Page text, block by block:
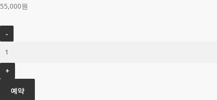
55,000원
미
수
량
예약